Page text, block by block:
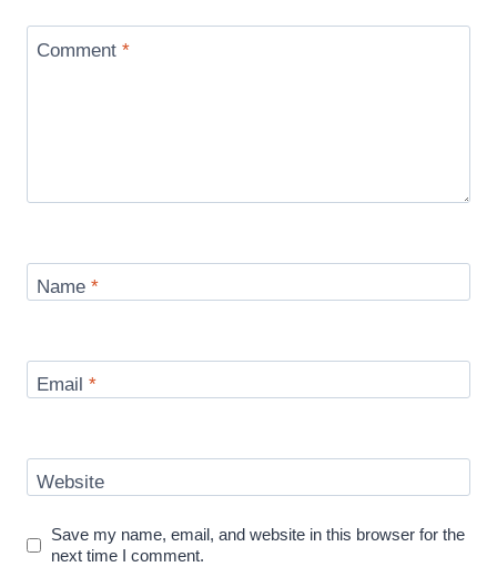
Comment *
Name *
Email *
Website
Save my name, email, and website in this browser for the
next time I comment.